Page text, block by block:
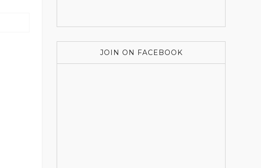
JOIN ON FACEBOOK